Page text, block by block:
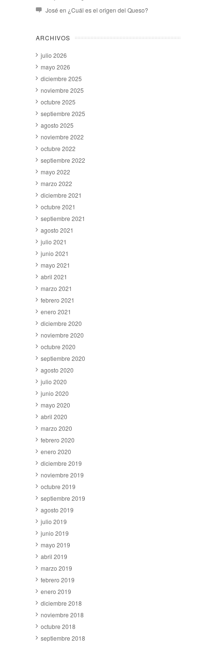
José en ¿Cuál es el origen del Queso?
ARCHIVOS
julio 2026
mayo 2026
diciembre 2025
noviembre 2025
octubre 2025
septiembre 2025
agosto 2025
noviembre 2022
octubre 2022
septiembre 2022
mayo 2022
marzo 2022
diciembre 2021
octubre 2021
septiembre 2021
agosto 2021
julio 2021
junio 2021
mayo 2021
abril 2021
marzo 2021
febrero 2021
enero 2021
diciembre 2020
noviembre 2020
octubre 2020
septiembre 2020
agosto 2020
julio 2020
junio 2020
mayo 2020
abril 2020
marzo 2020
febrero 2020
enero 2020
diciembre 2019
noviembre 2019
octubre 2019
septiembre 2019
agosto 2019
julio 2019
junio 2019
mayo 2019
abril 2019
marzo 2019
febrero 2019
enero 2019
diciembre 2018
noviembre 2018
octubre 2018
septiembre 2018